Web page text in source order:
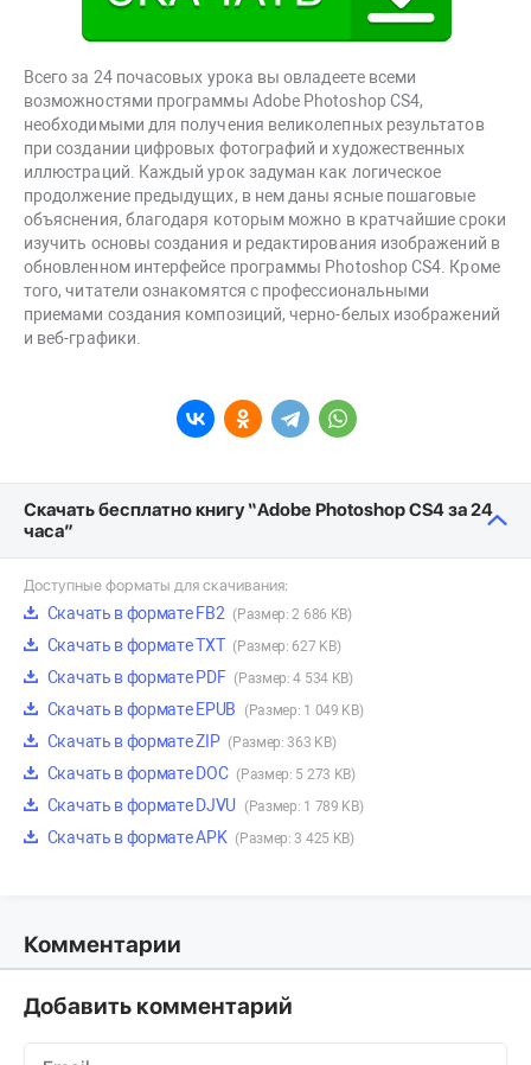
Всего за 24 почасовых урока вы овладеете всеми
возможностями программы Adobe Photoshop CS4,
необходимыми для получения великолепных результатов
при создании цифровых фотографий и художественных
иллюстраций. Каждый урок задуман как логическое
продолжение предыдущих, в нем даны ясные пошаговые
объяснения, благодаря которым можно в кратчайшие сроки
изучить основы создания и редактирования изображений в
обновленном интерфейсе программы Photoshop CS4. Кроме
того, читатели ознакомятся с профессиональными
приемами создания композиций, черно-белых изображений
и веб-графики.
Скачать бесплатно книгу “Adobe Photoshop CS4 за 24
часа”
Доступные форматы для скачивания:
Скачать в формате FB2 (Размер: 2 686 KB)
Скачать в формате TXT (Размер: 627 KB)
Скачать в формате PDF (Размер: 4 534 KB)
Скачать в формате EPUB (Размер: 1 049 KB)
Скачать в формате ZIP (Размер: 363 KB)
Скачать в формате DOC (Размер: 5 273 KB)
Скачать в формате DJVU (Размер: 1 789 KB)
Скачать в формате APK (Размер: 3 425 KB)
Комментарии
Добавить комментарий